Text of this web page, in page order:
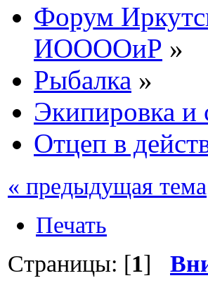
Форум
ИООООиР »
Рыбалка »
Экипировка и
Отцеп в
« предыдущая тема
Печать
Страницы: [1]